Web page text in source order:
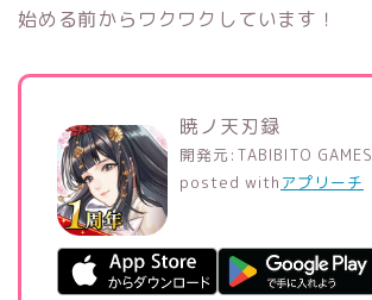
始める前からワクワクしています！
暁ノ天刃録
開発元: TABIBITO GAMES
posted with アプリーチ